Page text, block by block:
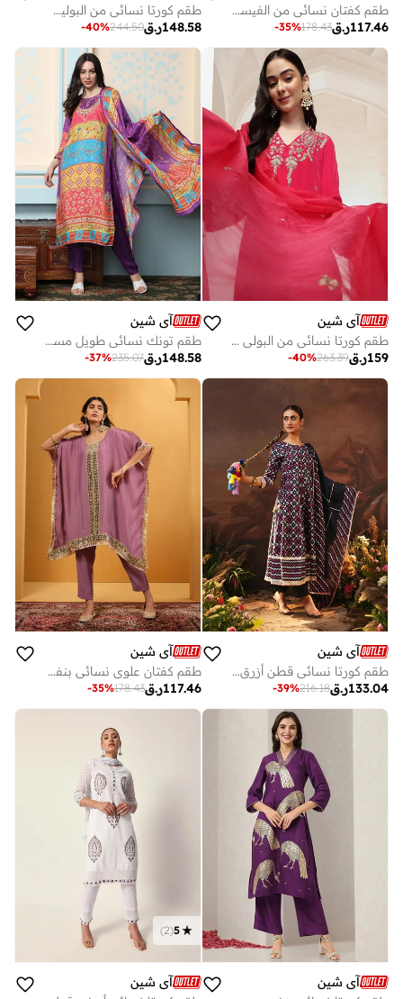
طقم كفتان نسائي من الفيسكوز والحرير مزين بلون خمري مع بنطلون بالازو بطول الساق
ر.ق117.46
178.43
-35%
طقم كورتا نسائي من البوليستر بطبعة ليلكي مع بنطلون بالازو واسع عند الكاحل من قطع
ر.ق148.58
244.50
-40%
آي شين
طقم كورتا نسائي من البولي كريب الوردي مطبوع مع بنطلون بالازو مستقيم للكاحل مكون من قطع
ر.ق159
263.39
-40%
آي شين
طقم تونك نسائي طويل مستقيم مزين بالفسكوز متعدد الألوان
ر.ق148.58
235.07
-37%
آي شين
طقم كورتا نسائي قطن أزرق داكن مطبوع بطول أسفل الساق مع بنطلون بالازو مقاس عادي قطع
ر.ق133.04
216.18
-39%
آي شين
طقم كفتان علوي نسائي بنفسجي من الفيسكوز والحرير مزين بطول الساق مع بنطلون بالازو واسع قطعتين
ر.ق117.46
178.43
-35%
آي شين
5
(
2
)
آي شين